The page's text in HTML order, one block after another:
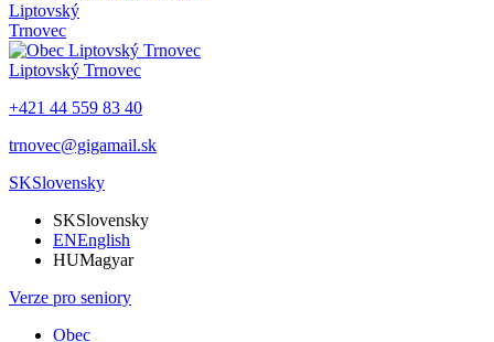
Liptovský
Trnovec
Liptovský Trnovec
+421 44 559 83 40
trnovec@gigamail.sk
SKSlovensky
SKSlovensky
ENEnglish
HUMagyar
Verze pro seniory
Obec